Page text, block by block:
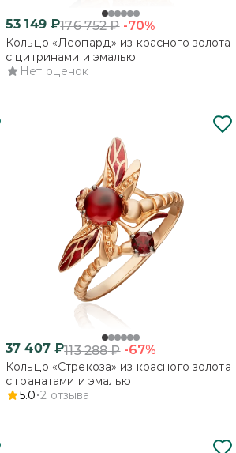
53 149₽176 752₽ -70%
Кольцо «Леопард» из красного золота
с цитринами и эмалью
Нет оценок
37 407₽113 288₽ -67%
Кольцо «Стрекоза» из красного золота
с гранатами и эмалью
5.0 2 отзыва